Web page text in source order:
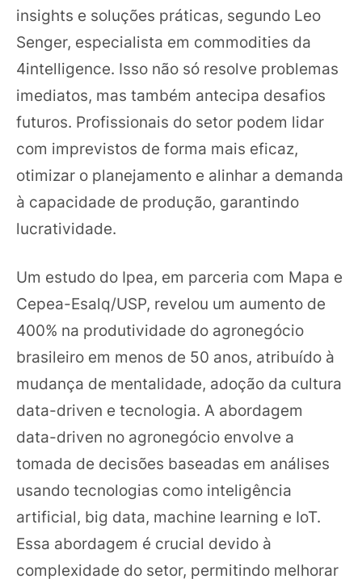
insights e soluções práticas, segundo Leo
Senger, especialista em commodities da
4intelligence. Isso não só resolve problemas
imediatos, mas também antecipa desafios
futuros. Profissionais do setor podem lidar
com imprevistos de forma mais eficaz,
otimizar o planejamento e alinhar a demanda
à capacidade de produção, garantindo
lucratividade.
Um estudo do Ipea, em parceria com Mapa e
Cepea-Esalq/USP, revelou um aumento de
400% na produtividade do agronegócio
brasileiro em menos de 50 anos, atribuído à
mudança de mentalidade, adoção da cultura
data-driven e tecnologia. A abordagem
data-driven no agronegócio envolve a
tomada de decisões baseadas em análises
usando tecnologias como inteligência
artificial, big data, machine learning e IoT.
Essa abordagem é crucial devido à
complexidade do setor, permitindo melhorar